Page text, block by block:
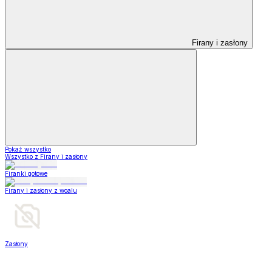
Firany i zasłony
Pokaż wszystko
Wszystko z Firany i zasłony
Firanki gotowe
Firany i zasłony z woalu
Zasłony